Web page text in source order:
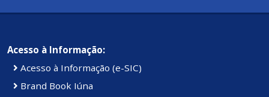
Acesso à Informação:
Acesso à Informação (e-SIC)
Brand Book Iúna